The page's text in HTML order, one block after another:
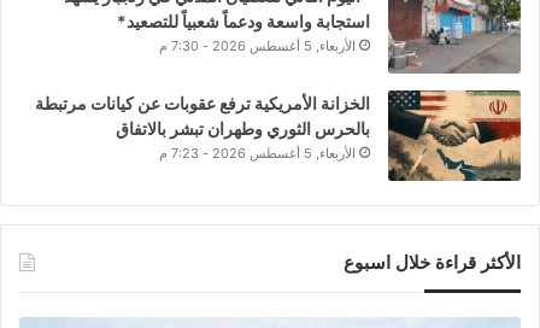
استجابة واسعة ودعماً شعبياً للتصعيد*
الأربعاء, 5 أغسطس 2026 - 7:30 م
الخزانة الأمريكية ترفع عقوبات عن كيانات مرتبطة
بالحرس الثوري وطهران تبشر بالاتفاق
الأربعاء, 5 أغسطس 2026 - 7:23 م
الأكثر قراءة خلال اسبوع